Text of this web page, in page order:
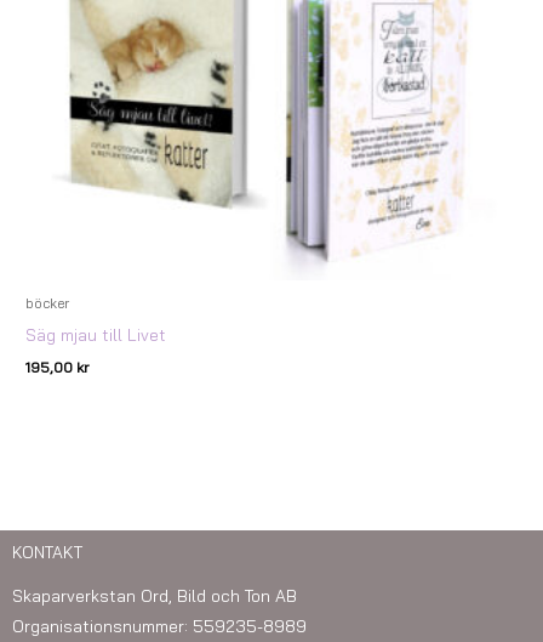
böcker
Säg mjau till Livet
195,00 kr
KONTAKT
Skaparverkstan Ord, Bild och Ton AB
Organisationsnummer: 559235-8989